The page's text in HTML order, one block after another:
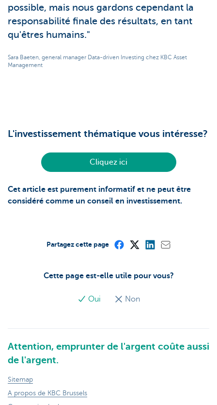
possible, mais nous gardons cependant la
responsabilité finale des résultats, en tant
qu'êtres humains."
Sara Baeten, general manager Data-driven Investing chez KBC Asset
Management
L'investissement thématique vous intéresse?
Cliquez ici
Cet article est purement informatif et ne peut être
considéré comme un conseil en investissement.
Cette page est-elle utile pour vous?
Oui Non
Partagez cette page
Attention, emprunter de l'argent coûte aussi
de l'argent.
Sitemap
A propos de KBC Brussels